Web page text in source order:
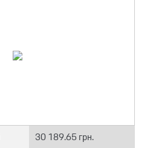
30 189.65 грн.